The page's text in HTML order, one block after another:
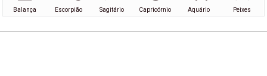
Balança Escorpião Sagitário Capricórnio Aquário Peixes